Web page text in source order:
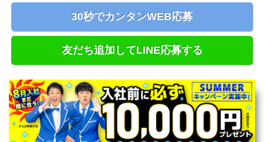
徳島県
高知県
九州エリア
福岡県
佐賀県
長崎県
熊本県
大分県
30秒でカンタンWEB応募
友だち追加してLINE応募する